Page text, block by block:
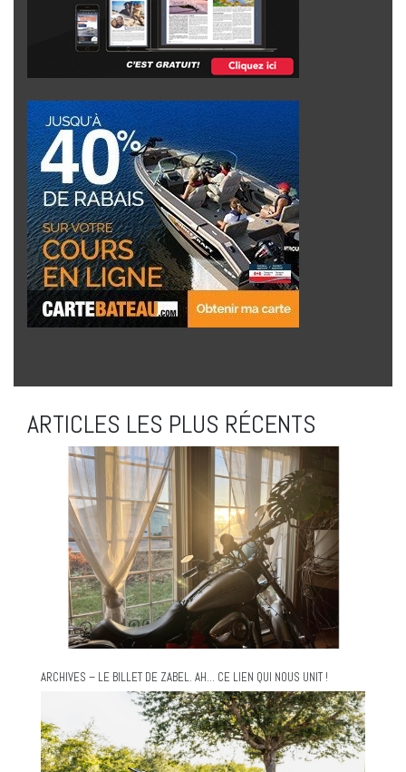
ARTICLES LES PLUS RÉCENTS
ARCHIVES – LE BILLET DE ZABEL. AH… CE LIEN QUI NOUS UNIT !